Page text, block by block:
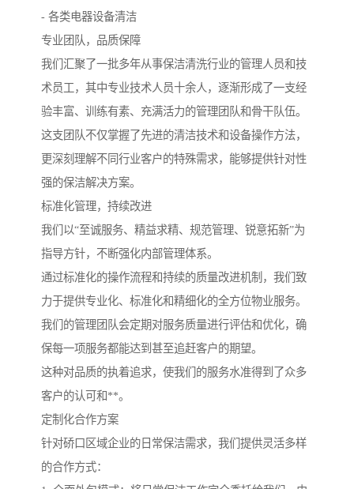
- 各类电器设备清洁
专业团队，品质保障
我们汇聚了一批多年从事保洁清洗行业的管理人员和技
术员工，其中专业技术人员十余人，逐渐形成了一支经
验丰富、训练有素、充满活力的管理团队和骨干队伍。
这支团队不仅掌握了先进的清洁技术和设备操作方法，
更深刻理解不同行业客户的特殊需求，能够提供针对性
强的保洁解决方案。
标准化管理，持续改进
我们以“至诚服务、精益求精、规范管理、锐意拓新”为
指导方针，不断强化内部管理体系。
通过标准化的操作流程和持续的质量改进机制，我们致
力于提供专业化、标准化和精细化的全方位物业服务。
我们的管理团队会定期对服务质量进行评估和优化，确
保每一项服务都能达到甚至追赶客户的期望。
这种对品质的执着追求，使我们的服务水准得到了众多
客户的认可和**。
定制化合作方案
针对硚口区域企业的日常保洁需求，我们提供灵活多样
的合作方式：